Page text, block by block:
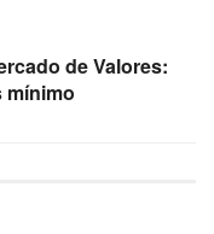
de Valores:
mínimo